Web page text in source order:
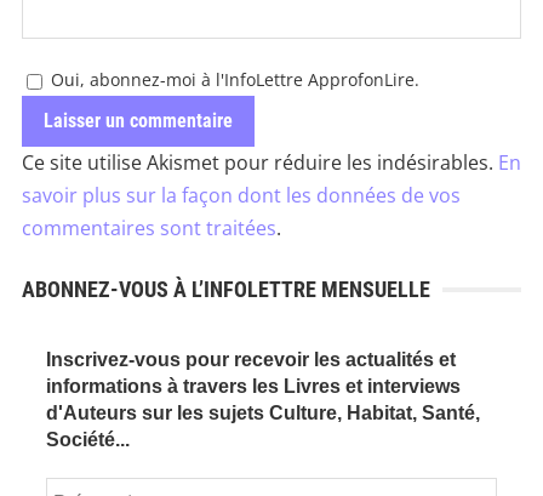
Oui, abonnez-moi à l'InfoLettre ApprofonLire.
Ce site utilise Akismet pour réduire les indésirables. En
savoir plus sur la façon dont les données de vos
commentaires sont traitées.
ABONNEZ-VOUS À L’INFOLETTRE MENSUELLE
Inscrivez-vous pour recevoir les actualités et
informations à travers les Livres et interviews
d'Auteurs sur les sujets Culture, Habitat, Santé,
Société...